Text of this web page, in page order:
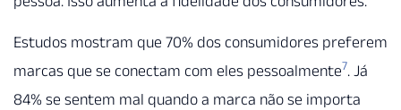
Estudos mostram que 70% dos consumidores preferem
marcas que se conectam com eles pessoalmente7. Já
84% se sentem mal quando a marca não se importa